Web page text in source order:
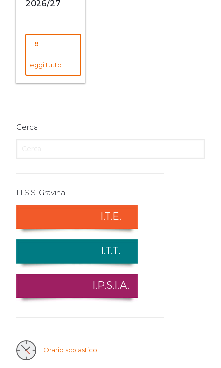
2026/27
Leggi tutto
Cerca
I.I.S.S. Gravina
I.T.E.
I.T.T.
I.P.S.I.A.
Orario scolastico